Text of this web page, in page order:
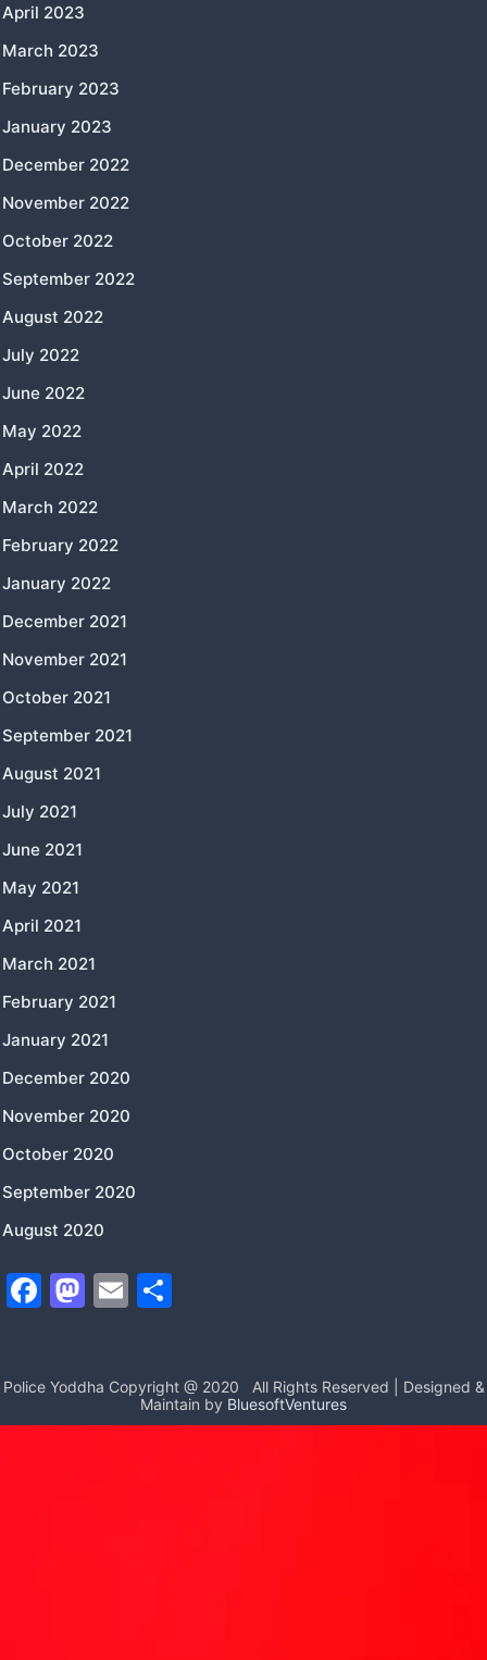
April 2023
March 2023
February 2023
January 2023
December 2022
November 2022
October 2022
September 2022
August 2022
July 2022
June 2022
May 2022
April 2022
March 2022
February 2022
January 2022
December 2021
November 2021
October 2021
September 2021
August 2021
July 2021
June 2021
May 2021
April 2021
March 2021
February 2021
January 2021
December 2020
November 2020
October 2020
September 2020
August 2020
F
e
b
M
o
d
E
l
e
Police Yoddha Copyright @ 2020
All Rights Reserved | Designed &
Maintain by BluesoftVentures